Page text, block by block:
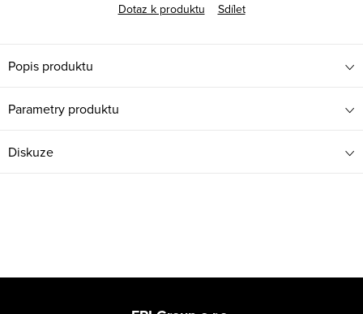
Dotaz k produktu
Sdílet
Popis produktu
Parametry produktu
Diskuze